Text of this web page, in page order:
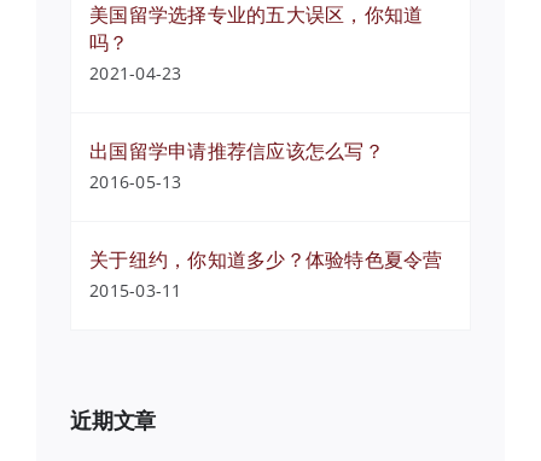
美国留学选择专业的五大误区，你知道
吗？
2021-04-23
出国留学申请推荐信应该怎么写？
2016-05-13
关于纽约，你知道多少？体验特色夏令营
2015-03-11
近期文章